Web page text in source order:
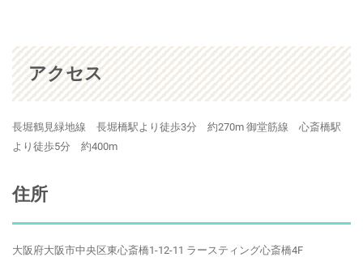
アクセス
長堀鶴見緑地線 長堀橋駅より徒歩3分 約270m 御堂筋線 心斎橋駅
より徒歩5分 約400m
住所
大阪府大阪市中央区東心斎橋1-12-11 ラースティング心斎橋4F